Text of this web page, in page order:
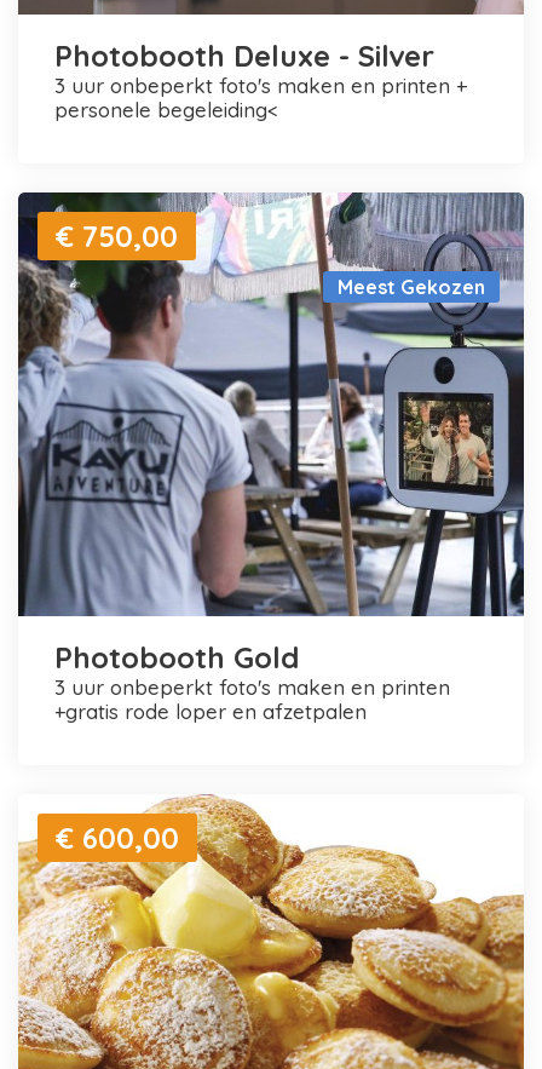
Photobooth Deluxe - Silver
3 uur onbeperkt foto's maken en printen +
personele begeleiding<
Meest Gekozen
€ 750,00
Photobooth Gold
3 uur onbeperkt foto's maken en printen
+gratis rode loper en afzetpalen
€ 600,00